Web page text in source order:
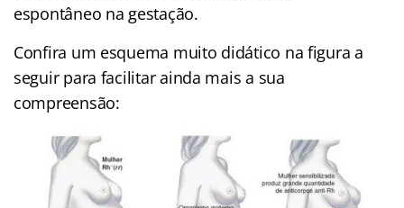
espontâneo na gestação.
Confira um esquema muito didático na figura a
seguir para facilitar ainda mais a sua
compreensão: